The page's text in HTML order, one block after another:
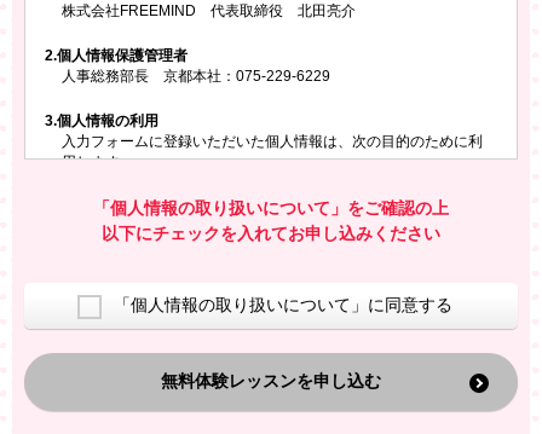
所属施設名・会員番号またはクーポンコード
所属施設名
会員番号またはクーポンコード
株式会社FREEMIND 代表取締役 北田亮介
2.個人情報保護管理者
人事総務部長 京都本社：075-229-6229
3.個人情報の利用
入力フォームに登録いただいた個人情報は、次の目的のために利
用します。
お問い合わせにお答えするため
レプトンのキャンペーンや新商品（新サービス）、新規開講教
室等をご案内するため
換した上で、広告・宣伝・販売促進活動に役立てること
上記の利用目的のために第三者へ提供すること
なお、この利用目的を超えた個人情報の取扱いは行いません。ま
た、これ以外の目的で個人情報を利用することはありません。
「個人情報の取り扱いについて」をご確認の上
以下にチェックを入れてお申し込みください
「個人情報の取り扱いについて」に同意する
無料体験レッスンを申し込む